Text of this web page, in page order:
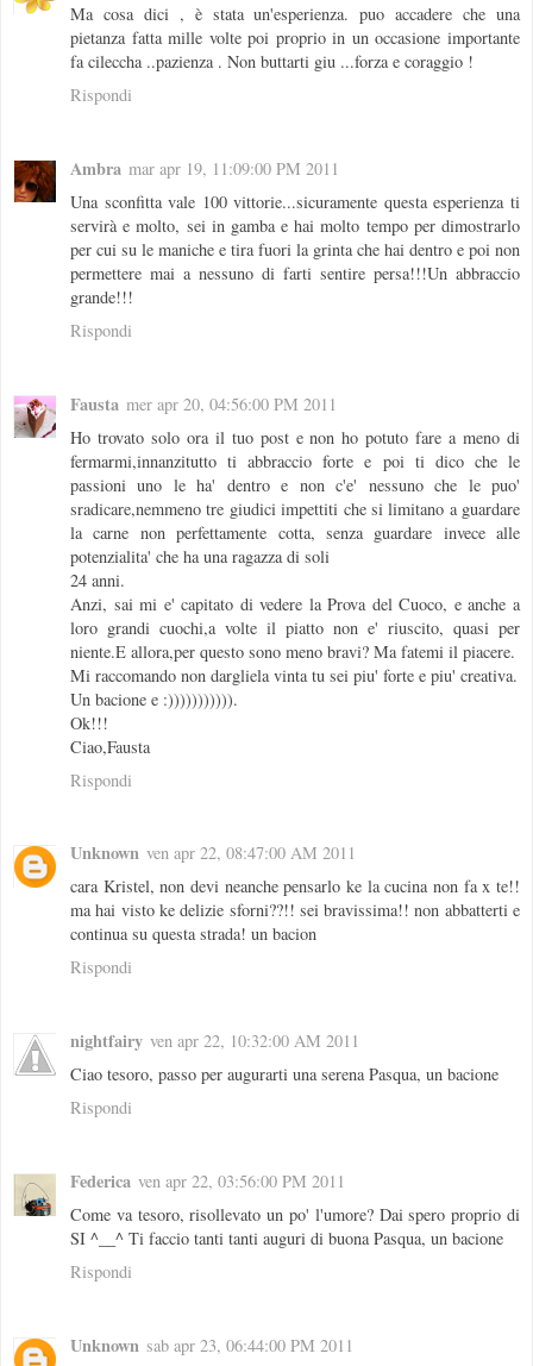
Ma cosa dici , è stata un'esperienza. puo accadere che una
pietanza fatta mille volte poi proprio in un occasione importante
fa cileccha ..pazienza . Non buttarti giu ...forza e coraggio !
Rispondi
Ambra mar apr 19, 11:09:00 PM 2011
Una sconfitta vale 100 vittorie...sicuramente questa esperienza ti
servirà e molto, sei in gamba e hai molto tempo per dimostrarlo
per cui su le maniche e tira fuori la grinta che hai dentro e poi non
permettere mai a nessuno di farti sentire persa!!!Un abbraccio
grande!!!
Rispondi
Fausta mer apr 20, 04:56:00 PM 2011
Ho trovato solo ora il tuo post e non ho potuto fare a meno di
fermarmi,innanzitutto ti abbraccio forte e poi ti dico che le
passioni uno le ha' dentro e non c'e' nessuno che le puo'
sradicare,nemmeno tre giudici impettiti che si limitano a guardare
la carne non perfettamente cotta, senza guardare invece alle
potenzialita' che ha una ragazza di soli
24 anni.
Anzi, sai mi e' capitato di vedere la Prova del Cuoco, e anche a
loro grandi cuochi,a volte il piatto non e' riuscito, quasi per
niente.E allora,per questo sono meno bravi? Ma fatemi il piacere.
Mi raccomando non dargliela vinta tu sei piu' forte e piu' creativa.
Un bacione e :))))))))))).
Ok!!!
Ciao,Fausta
Rispondi
Unknown ven apr 22, 08:47:00 AM 2011
cara Kristel, non devi neanche pensarlo ke la cucina non fa x te!!
ma hai visto ke delizie sforni??!! sei bravissima!! non abbatterti e
continua su questa strada! un bacion
Rispondi
nightfairy ven apr 22, 10:32:00 AM 2011
Ciao tesoro, passo per augurarti una serena Pasqua, un bacione
Rispondi
Federica ven apr 22, 03:56:00 PM 2011
Come va tesoro, risollevato un po' l'umore? Dai spero proprio di
SI ^__^ Ti faccio tanti tanti auguri di buona Pasqua, un bacione
Rispondi
Unknown sab apr 23, 06:44:00 PM 2011